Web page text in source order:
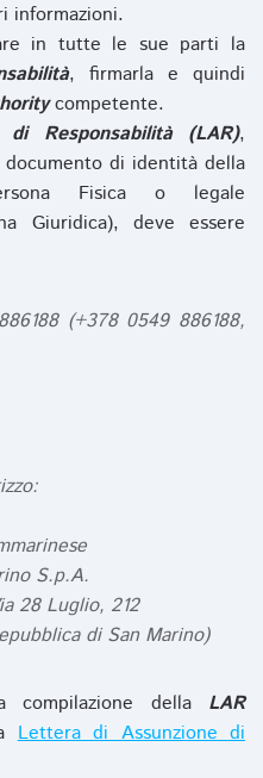
informazioni.
in tutte le sue parti la
, firmarla e quindi
competente.
Responsabilità (LAR),
di identità della
Fisica o legale
Giuridica), deve essere
(+378 0549 886188,
S.p.A.
28 Luglio, 212
di San Marino)
compilazione della LAR
Lettera di Assunzione di